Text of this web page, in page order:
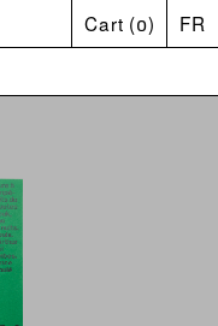
Cart (0) FR